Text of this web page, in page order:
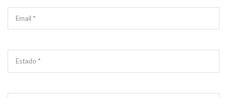
Email *
Estado *